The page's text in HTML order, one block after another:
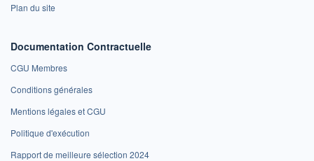
Plan du site
Documentation Contractuelle
CGU Membres
Conditions générales
Mentions légales et CGU
Politique d'exécution
Rapport de meilleure sélection 2024